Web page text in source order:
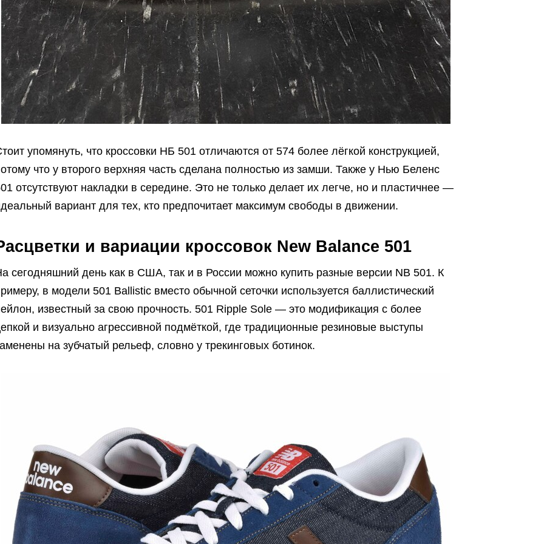
упомянуть, что кроссовки НБ 501 отличаются от 574 более лёгкой конструкцией,
что у второго верхняя часть сделана полностью из замши. Также у Нью Беленс
отсутствуют накладки в середине. Это не только делает их легче, но и пластичнее —
вариант для тех, кто предпочитает максимум свободы в движении.
и вариации кроссовок New Balance 501
сегодняшний день как в США, так и в России можно купить разные версии NB 501. К
в модели 501 Ballistic вместо обычной сеточки используется баллистический
известный за свою прочность. 501 Ripple Sole — это модификация с более
и визуально агрессивной подмёткой, где традиционные резиновые выступы
на зубчатый рельеф, словно у трекинговых ботинок.